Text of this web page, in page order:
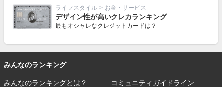
ライフスタイル > お金・サービス
デザイン性が高いクレカランキング
最もオシャレなクレジットカードは？
みんなのランキング
みんなのランキングとは？
コミュニティガイドライン